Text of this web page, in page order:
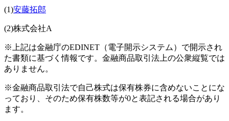
(1)安藤拓郎
(2)株式会社A
※上記は金融庁のEDINET（電子開示システム）で開示され
た書類に基づく情報です。金融商品取引法上の公衆縦覧では
ありません。
※金融商品取引法で自己株式は保有株券に含めないことにな
っており、そのため保有株数等が0と表記される場合があり
ます。